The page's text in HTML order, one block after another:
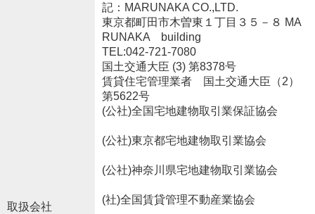
取扱会社
記：MARUNAKA CO.,LTD.
東京都町田市木曽東１丁目３５－８ MA
RUNAKA building
TEL:042-721-7080
国土交通大臣 (3) 第8378号
賃貸住宅管理業者 国土交通大臣（2）
第5622号
(公社)全国宅地建物取引業保証協会
(公社)東京都宅地建物取引業協会
(公社)神奈川県宅地建物取引業協会
(社)全国賃貸管理不動産業協会